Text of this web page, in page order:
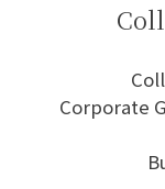
Corporate